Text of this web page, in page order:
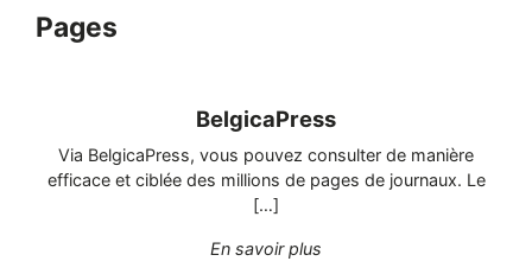
Pages
BelgicaPress
Via BelgicaPress, vous pouvez consulter de manière
efficace et ciblée des millions de pages de journaux. Le
[…]
En savoir plus